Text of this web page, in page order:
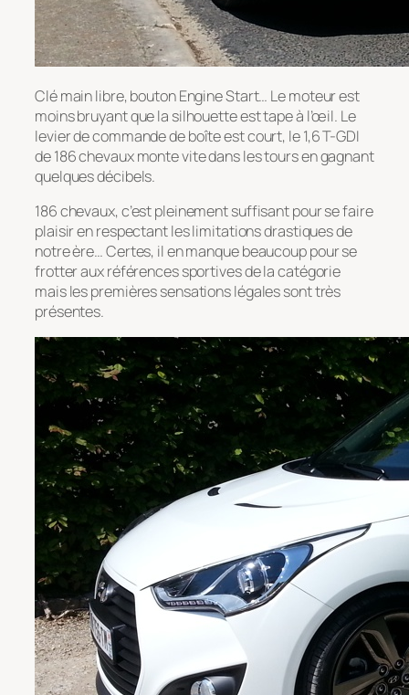
Clé main libre, bouton Engine Start… Le moteur est
moins bruyant que la silhouette est tape à l’œil. Le
levier de commande de boîte est court, le 1,6 T-GDI
de 186 chevaux monte vite dans les tours en gagnant
quelques décibels.
186 chevaux, c’est pleinement suffisant pour se faire
plaisir en respectant les limitations drastiques de
notre ère… Certes, il en manque beaucoup pour se
frotter aux références sportives de la catégorie
mais les premières sensations légales sont très
présentes.